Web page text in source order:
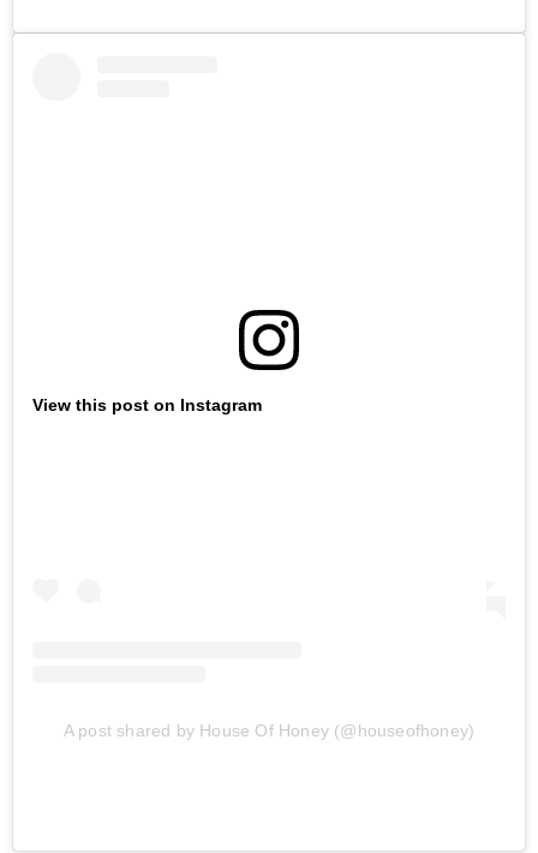
View this post on Instagram
A post shared by House Of Honey (@houseofhoney)